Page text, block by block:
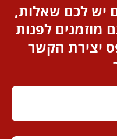
יש לכם שאלות,
מוזמנים לפנות
יצירת הקשר